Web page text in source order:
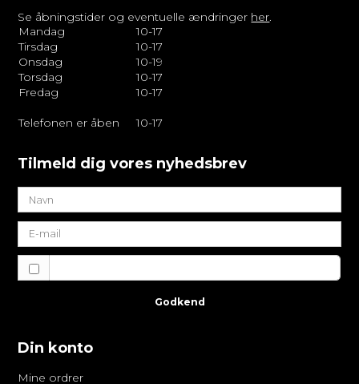
Se åbningstider og eventuelle ændringer her.
Mandag
10-17
Tirsdag
10-17
Onsdag
10-19
Torsdag
10-17
Fredag
10-17
Telefonen er åben 10-17
Tilmeld dig vores nyhedsbrev
Godkend
Din konto
Mine ordrer